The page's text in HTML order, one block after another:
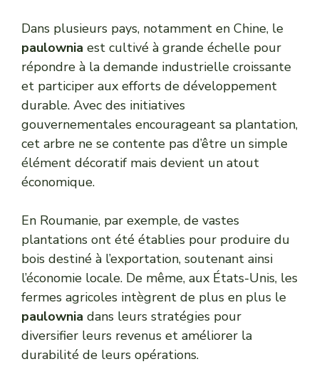
Dans plusieurs pays, notamment en Chine, le
paulownia est cultivé à grande échelle pour
répondre à la demande industrielle croissante
et participer aux efforts de développement
durable. Avec des initiatives
gouvernementales encourageant sa plantation,
cet arbre ne se contente pas d’être un simple
élément décoratif mais devient un atout
économique.
En Roumanie, par exemple, de vastes
plantations ont été établies pour produire du
bois destiné à l’exportation, soutenant ainsi
l’économie locale. De même, aux États-Unis, les
fermes agricoles intègrent de plus en plus le
paulownia dans leurs stratégies pour
diversifier leurs revenus et améliorer la
durabilité de leurs opérations.